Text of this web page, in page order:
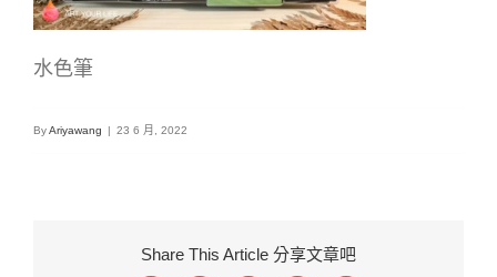
水色筆
ByAriyawang | 23 6 月, 2022
Share This Article 分享文章吧